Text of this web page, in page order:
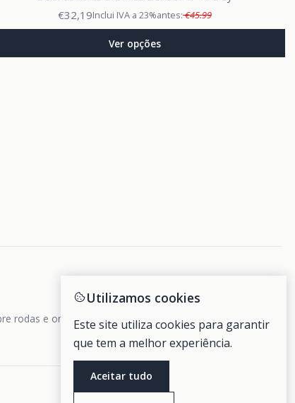
€32,19Inclui IVA a 23%antes:€45.99
Ver opções
rodas e ondas.
Utilizamos cookies
Este site utiliza cookies para garantir
que tem a melhor experiência.
Aceitar tudo